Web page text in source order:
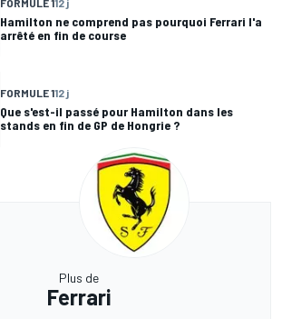
FORMULE 112 j
Hamilton ne comprend pas pourquoi Ferrari l'a
arrêté en fin de course
FORMULE 112 j
Que s'est-il passé pour Hamilton dans les
stands en fin de GP de Hongrie ?
Plus de
Ferrari